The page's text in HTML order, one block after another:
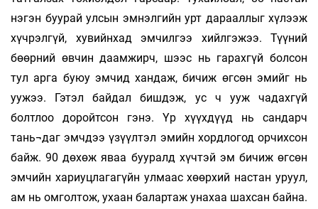
нэгэн буурай улсын эмнэлгийн урт дарааллыг хүлээж
хүчрэлгүй, хувийнхад эмчилгээ хийлгэжээ. Түүний
бөөрний өвчин даамжирч, шээс нь гарахгүй болсон
тул арга буюу эмчид хандаж, бичиж өгсөн эмийг нь
уужээ. Гэтэл байдал бишдэж, ус ч ууж чадахгүй
болтлоо доройтсон гэнэ. Үр хүүхдүүд нь сандарч
тань¬даг эмчдээ үзүүлтэл эмийн хордлогод орчихсон
байж. 90 дөхөж яваа бууралд хүчтэй эм бичиж өгсөн
эмчийн хариуцлагагүйн улмаас хөөрхий настан уруул,
ам нь омголтож, ухаан балартаж унахаа шахсан байна.